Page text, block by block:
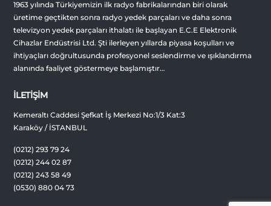
1963 yılında Türkiyemizin ilk radyo fabrikalarından biri olarak
üretime geçtikten sonra radyo yedek parçaları ve daha sonra
televizyon yedek parçaları ithalatı ile başlayan E.C.E Elektronik
Cihazlar Endüstrisi Ltd. Şti ilerleyen yıllarda piyasa koşulları ve
ihtiyaçları doğrultusunda profesyonel seslendirme ve ışıklandırma
alanında faaliyet göstermeye başlamıştır…
İLETİŞİM
Kemeraltı Caddesi Şefkat İş Merkezi No:1/3 Kat:3
Karaköy / İSTANBUL
(0212) 293 79 24
(0212) 244 02 87
(0212) 243 58 49
(0530) 880 04 73